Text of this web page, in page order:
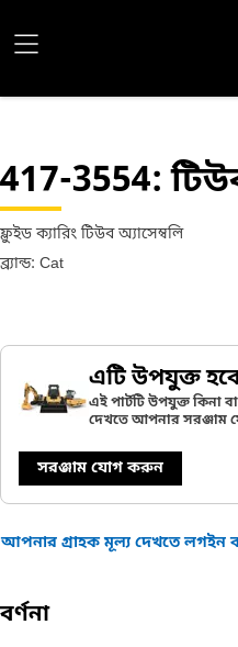
417-3554:
ফ্লুইড ক্যারিং টিউব অ্যাসেম্বলি
ব্র্যান্ড: Cat
এটি উপযুক্ত
এই পার্টটি উপযুক্ত কিনা
দেখতে আপনার সরঞ্জাম
সরঞ্জাম যোগ করুন
আপনার গ্রাহক মূল্য দেখতে লগইন
বর্ণনা